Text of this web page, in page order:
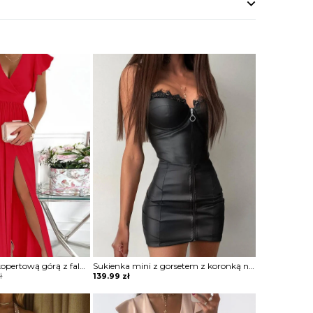
Sukienka maxi z kopertową górą z falbankami Sukienka mini z gorsetem z koronką na zamek
139.99 zł